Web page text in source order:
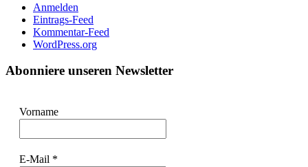
Anmelden
Eintrags-Feed
Kommentar-Feed
WordPress.org
Abonniere unseren Newsletter
Vorname
E-Mail *